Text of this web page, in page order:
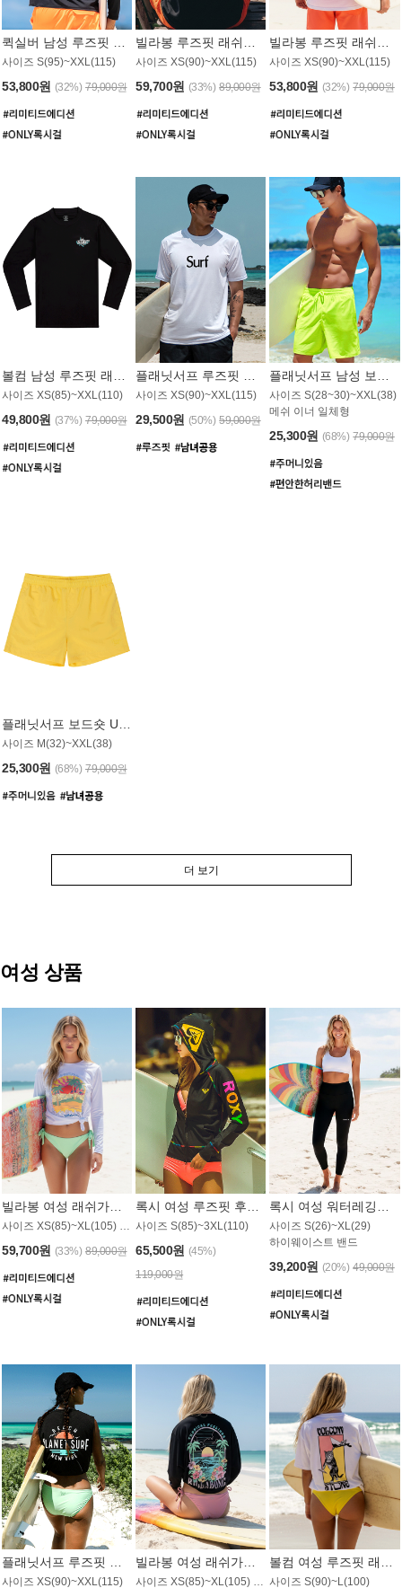
사이즈 S(95)~XXL(115)
53,800원 (32%) 79,000원
사이즈 XS(90)~XXL(115)
59,700원 (33%) 89,000원
사이즈 XS(90)~XXL(115)
53,800원 (32%) 79,000원
사이즈 XS(85)~XXL(110)
49,800원 (37%) 79,000원
사이즈 XS(90)~XXL(115)
29,500원 (50%) 59,000원
사이즈 S(28~30)~XXL(38)
메쉬 이너 일체형
25,300원 (68%) 79,000원
플래닛서프 보드숏 UMB008YPS
사이즈 M(32)~XXL(38)
25,300원 (68%) 79,000원
더 보기
여성 상품
59,700원 (33%) 89,000원
사이즈 S(85)~3XL(110)
65,500원 (45%)
119,000원
사이즈 S(26)~XL(29)
하이웨이스트 밴드
39,200원 (20%) 49,000원
사이즈 XS(90)~XXL(115) 사이즈 XS(85)~XL(105) / 오버핏 사이즈 S(90)~L(100)